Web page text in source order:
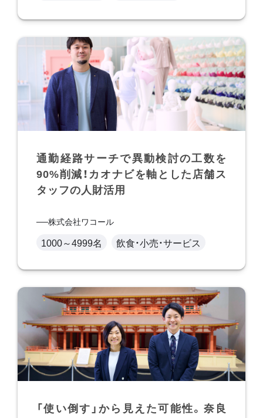
通勤経路サーチで異動検討の工数を
90%削減！カオナビを軸とした店舗ス
タッフの人財活用
株式会社ワコール
1000～4999名 飲食・小売・サービス
「使い倒す」から見えた可能性。奈良